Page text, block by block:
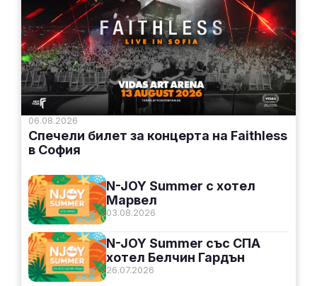
06.08.2026
Спечели билет за концерта на Faithless
в София
03.08.2026
N-JOY Summer с хотел
Марвел
26.07.2026
N-JOY Summer със СПА
хотел Белчин Гардън